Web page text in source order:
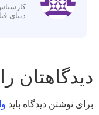
دنیای
دیدگاهتان
برای نوشتن دیدگاه باید